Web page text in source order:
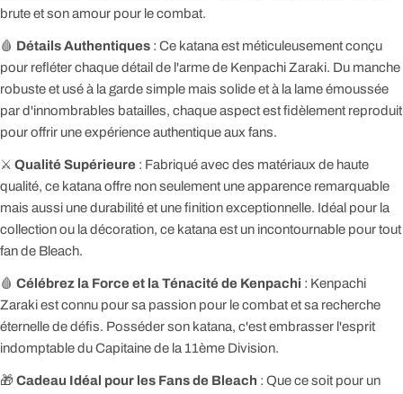
brute et son amour pour le combat.
🩸 Détails Authentiques : Ce katana est méticuleusement conçu
pour refléter chaque détail de l'arme de Kenpachi Zaraki. Du manche
robuste et usé à la garde simple mais solide et à la lame émoussée
par d'innombrables batailles, chaque aspect est fidèlement reproduit
pour offrir une expérience authentique aux fans.
⚔️ Qualité Supérieure : Fabriqué avec des matériaux de haute
qualité, ce katana offre non seulement une apparence remarquable
mais aussi une durabilité et une finition exceptionnelle. Idéal pour la
collection ou la décoration, ce katana est un incontournable pour tout
fan de Bleach.
🩸 Célébrez la Force et la Ténacité de Kenpachi : Kenpachi
Zaraki est connu pour sa passion pour le combat et sa recherche
éternelle de défis. Posséder son katana, c'est embrasser l'esprit
indomptable du Capitaine de la 11ème Division.
🎁 Cadeau Idéal pour les Fans de Bleach : Que ce soit pour un